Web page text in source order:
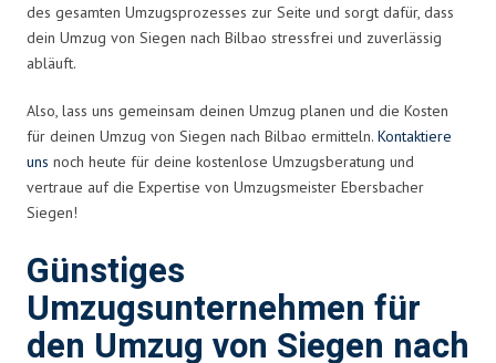
des gesamten Umzugsprozesses zur Seite und sorgt dafür, dass
dein Umzug von Siegen nach Bilbao stressfrei und zuverlässig
abläuft.
Also, lass uns gemeinsam deinen Umzug planen und die Kosten
für deinen Umzug von Siegen nach Bilbao ermitteln. Kontaktiere
uns noch heute für deine kostenlose Umzugsberatung und
vertraue auf die Expertise von Umzugsmeister Ebersbacher
Siegen!
Günstiges
Umzugsunternehmen für
den Umzug von Siegen nach